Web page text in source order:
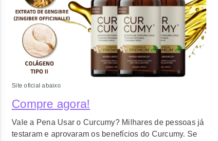
Site oficial abaixo
Compre agora!
Vale a Pena Usar o Curcumy? Milhares de pessoas já
testaram e aprovaram os benefícios do Curcumy. Se